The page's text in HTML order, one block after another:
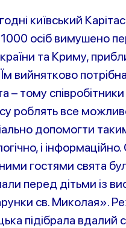
київський
осіб вимушено
та Криму,
вийнятково
– тому
роблять все
допомогти таким
і
гостями свята
перед дітьми із
св. Миколая».
підібрала вдалий